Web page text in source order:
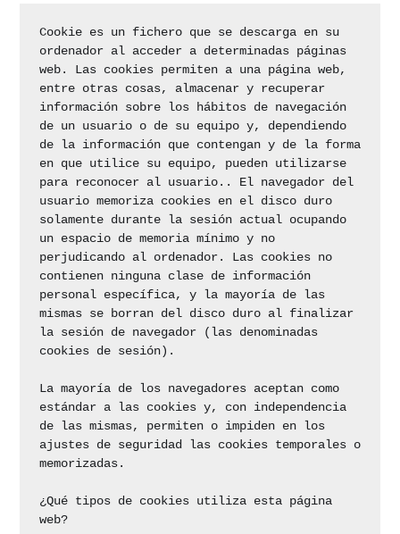
Cookie es un fichero que se descarga en su
ordenador al acceder a determinadas páginas
web. Las cookies permiten a una página web,
entre otras cosas, almacenar y recuperar
información sobre los hábitos de navegación
de un usuario o de su equipo y, dependiendo
de la información que contengan y de la forma
en que utilice su equipo, pueden utilizarse
para reconocer al usuario.. El navegador del
usuario memoriza cookies en el disco duro
solamente durante la sesión actual ocupando
un espacio de memoria mínimo y no
perjudicando al ordenador. Las cookies no
contienen ninguna clase de información
personal específica, y la mayoría de las
mismas se borran del disco duro al finalizar
la sesión de navegador (las denominadas
cookies de sesión).
La mayoría de los navegadores aceptan como
estándar a las cookies y, con independencia
de las mismas, permiten o impiden en los
ajustes de seguridad las cookies temporales o
memorizadas.
¿Qué tipos de cookies utiliza esta página
web?